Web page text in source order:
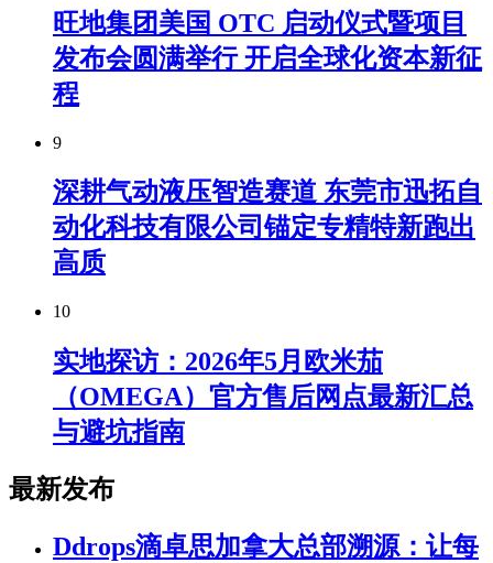
旺地集团美国 OTC 启动仪式暨项目
发布会圆满举行 开启全球化资本新征
程
9
深耕气动液压智造赛道 东莞市迅拓自
动化科技有限公司锚定专精特新跑出
高质
10
实地探访：2026年5月欧米茄
（OMEGA）官方售后网点最新汇总
与避坑指南
最新发布
Ddrops滴卓思加拿大总部溯源：让每